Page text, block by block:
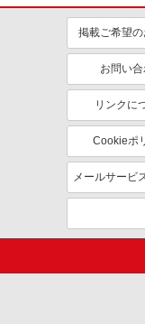
掲載ご希望
お問い
リンクに
Cookieポ
メールサービ